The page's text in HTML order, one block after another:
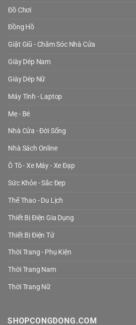
Đồ Chơi
Đồng Hồ
Giặt Giũ - Chăm Sóc Nhà Cửa
Giày Dép Nam
Giày Dép Nữ
Máy Tính - Laptop
Mẹ - Bé
Nhà Cửa - Đời Sống
Nhà Sách Online
Ô Tô - Xe Máy - Xe Đạp
Sức Khỏe - Sắc Đẹp
Thể Thao - Du Lịch
Thiết Bị Điện Gia Dụng
Thiết Bị Điện Tử
Thời Trang - Phụ Kiện
Thời Trang Nam
Thời Trang Nữ
SHOPCONGDONG.COM